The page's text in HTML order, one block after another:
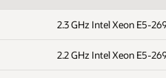
2.3 GHz Intel Xeon E5-
2.2 GHz Intel Xeon E5-